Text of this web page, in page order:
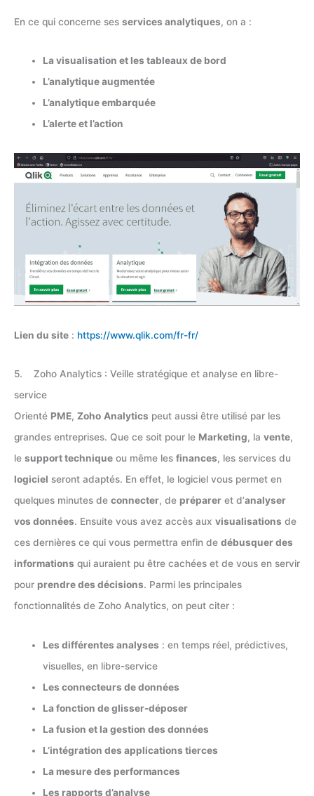
En ce qui concerne ses services analytiques, on a :
La visualisation et les tableaux de bord
L’analytique augmentée
L’analytique embarquée
L’alerte et l’action
Lien du site : https://www.qlik.com/fr-fr/
5. Zoho Analytics : Veille stratégique et analyse en libre-
service
Orienté PME, Zoho Analytics peut aussi être utilisé par les
grandes entreprises. Que ce soit pour le Marketing, la vente,
le support technique ou même les finances, les services du
logiciel seront adaptés. En effet, le logiciel vous permet en
quelques minutes de connecter, de préparer et d’analyser
vos données. Ensuite vous avez accès aux visualisations de
ces dernières ce qui vous permettra enfin de débusquer des
informations qui auraient pu être cachées et de vous en servir
pour prendre des décisions. Parmi les principales
fonctionnalités de Zoho Analytics, on peut citer :
Les différentes analyses : en temps réel, prédictives,
visuelles, en libre-service
Les connecteurs de données
La fonction de glisser-déposer
La fusion et la gestion des données
L’intégration des applications tierces
La mesure des performances
Les rapports d’analyse